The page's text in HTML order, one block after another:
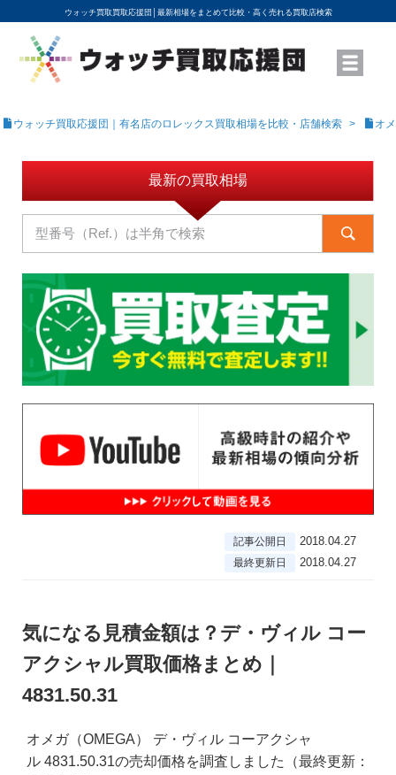
ウォッチ買取買取応援団│ 最新相場をまとめて比較・高く売れる買取店検索
YouTubeで動画を公開中
ROLEXモデル名から買取相場を調べる
高級時計ブランド名から買取相場を調べる
地域から買取店を探す
店舗名から買取店を探す
ブランド時計を高く売る方法
買取査定を依頼する
ウォッチ買取応援団｜有名店のロレックス買取相場を比較・店舗検索 オ
最新の買取相場
記事公開日 2018.04.27
最終更新日 2018.04.27
気になる見積金額は？デ・ヴィル コー
アクシャル買取価格まとめ｜
4831.50.31
オメガ（OMEGA） デ・ヴィル コーアクシャ
ル 4831.50.31の売却価格を調査しました（最終更新：